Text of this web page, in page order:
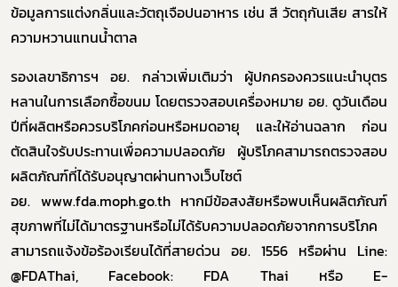
ข้อมูลการแต่งกลิ่นและวัตถุเจือปนอาหาร เช่น สี วัตถุกันเสีย สารให้
ความหวานแทนน้ำตาล
รองเลขาธิการฯ อย. กล่าวเพิ่มเติมว่า ผู้ปกครองควรแนะนำบุตร
หลานในการเลือกซื้อขนม โดยตรวจสอบเครื่องหมาย อย. ดูวันเดือน
ปีที่ผลิตหรือควรบริโภคก่อนหรือหมดอายุ และให้อ่านฉลาก ก่อน
ตัดสินใจรับประทานเพื่อความปลอดภัย ผู้บริโภคสามารถตรวจสอบ
ผลิตภัณฑ์ที่ได้รับอนุญาตผ่านทางเว็บไซต์
อย. www.fda.moph.go.th หากมีข้อสงสัยหรือพบเห็นผลิตภัณฑ์
สุขภาพที่ไม่ได้มาตรฐานหรือไม่ได้รับความปลอดภัยจากการบริโภค
สามารถแจ้งข้อร้องเรียนได้ที่สายด่วน อย. 1556 หรือผ่าน Line:
@FDAThai, Facebook: FDA Thai หรือ E-